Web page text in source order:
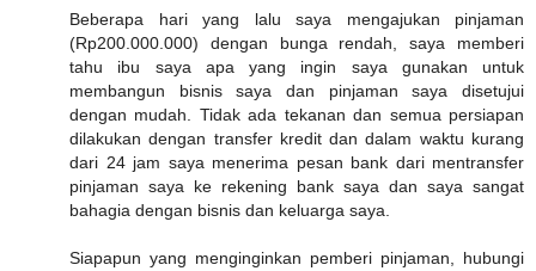
Beberapa hari yang lalu saya mengajukan pinjaman
(Rp200.000.000) dengan bunga rendah, saya memberi
tahu ibu saya apa yang ingin saya gunakan untuk
membangun bisnis saya dan pinjaman saya disetujui
dengan mudah. Tidak ada tekanan dan semua persiapan
dilakukan dengan transfer kredit dan dalam waktu kurang
dari 24 jam saya menerima pesan bank dari mentransfer
pinjaman saya ke rekening bank saya dan saya sangat
bahagia dengan bisnis dan keluarga saya.
Siapapun yang menginginkan pemberi pinjaman, hubungi